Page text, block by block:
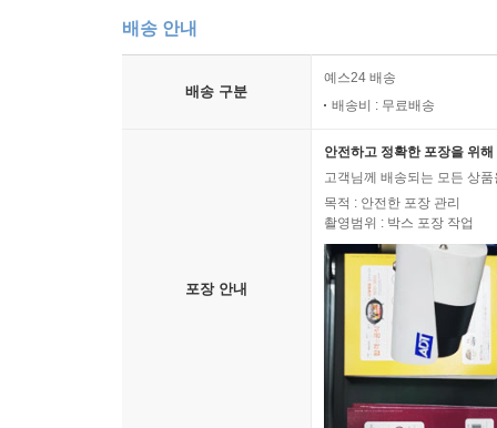
배송 안내
배송 구분
예스24 배송
배송비 : 무료배송
포장 안내
안전하고 정확한 포장을 위
고객님께 배송되는 모든 상
목적 : 안전한 포장 관리
촬영범위 : 박스 포장 작업